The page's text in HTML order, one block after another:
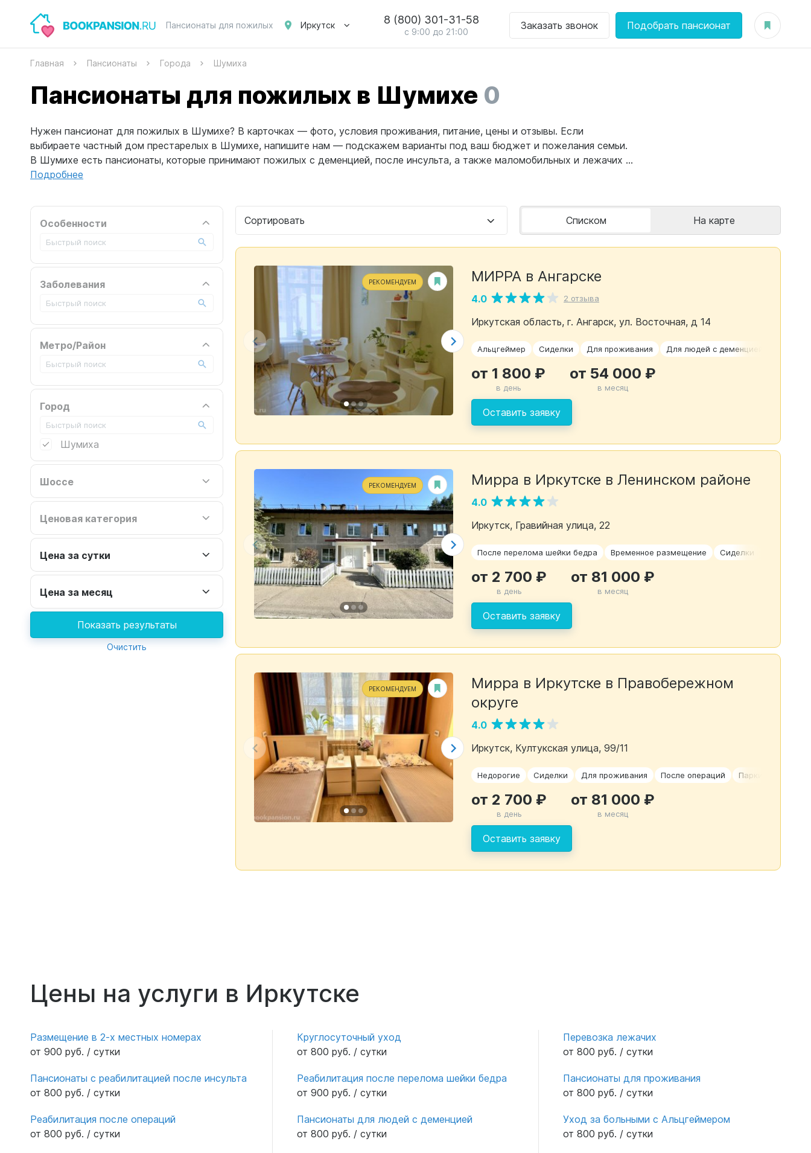
Пансионаты для пожилых Иркутск 8 (800) 301-31-58
с 9:00 до 21:00
Заказать звонок Подобрать пансионат
Главная Пансионаты Города Шумиха
Пансионаты для пожилых в Шумихе 0
Нужен пансионат для пожилых в Шумихе? В карточках — фото, условия проживания, питание, цены и отзывы. Если
выбираете частный дом престарелых в Шумихе, напишите нам — подскажем варианты под ваш бюджет и пожелания семьи.
В Шумихе есть пансионаты, которые принимают пожилых с деменцией, после инсульта, а также маломобильных и лежачих ...
Подробнее
Особенности
Заболевания
Метро/Район
Город
Шумиха
Шоссе
Ценовая категория
Цена за сутки
Цена за месяц
Показать результаты
Очистить
Сортировать Списком На карте
РЕКОМЕНДУЕМ МИРРА в Ангарске
4.0 2 отзыва
Иркутская область, г. Ангарск, ул. Восточная, д 14
Альцгеймер Сиделки Для проживания Для людей с деменцией
Оставить заявку
от 1 800 ₽
в день
от 54 000 ₽
в месяц
РЕКОМЕНДУЕМ Мирра в Иркутске в Ленинском районе
4.0
Иркутск, Гравийная улица, 22
После перелома шейки бедра Временное размещение Сиделки
Оставить заявку
от 2 700 ₽
в день
от 81 000 ₽
в месяц
РЕКОМЕНДУЕМ
Мирра в Иркутске в Правобережном
округе
4.0
Иркутск, Култукская улица, 99/11
Недорогие Сиделки Для проживания После операций Паркинсон
Оставить заявку
от 2 700 ₽
в день
от 81 000 ₽
в месяц
Цены на услуги в Иркутске
Размещение в 2-х местных номерах
от 900 руб. / сутки
Пансионаты с реабилитацией после инсульта
от 800 руб. / сутки
Реабилитация после операций
от 800 руб. / сутки
Круглосуточный уход
от 800 руб. / сутки
Реабилитация после перелома шейки бедра
от 900 руб. / сутки
Пансионаты для людей с деменцией
от 800 руб. / сутки
Перевозка лежачих
от 800 руб. / сутки
Пансионаты для проживания
от 800 руб. / сутки
Уход за больными с Альцгеймером
от 800 руб. / сутки